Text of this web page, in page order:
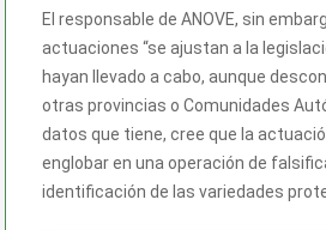
El responsable de ANOVE, sin
actuaciones “se ajustan a la
hayan llevado a cabo, aunque
otras provincias o Comunidades
datos que tiene, cree que la
englobar en una operación de
identificación de las variedades